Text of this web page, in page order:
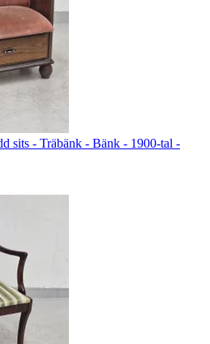
sits - Träbänk - Bänk - 1900-tal -